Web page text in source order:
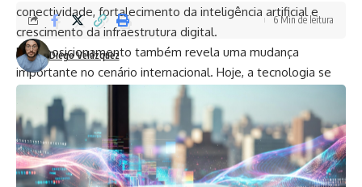
conectividade, fortalecimento da inteligência artificial e
crescimento da infraestrutura digital.
Esse posicionamento também revela uma mudança
importante no cenário internacional. Hoje, a tecnologia se
tornou uma ferramenta de influência econômica e
geopolítica. Grandes potências disputam espaço em áreas
como semicondutores, energia limpa, automação industrial,
computação em nuvem e telecomunicações. Nesse
contexto, países emergentes como o Brasil passam a ser
Diego Velázquez
6 Min de leitura